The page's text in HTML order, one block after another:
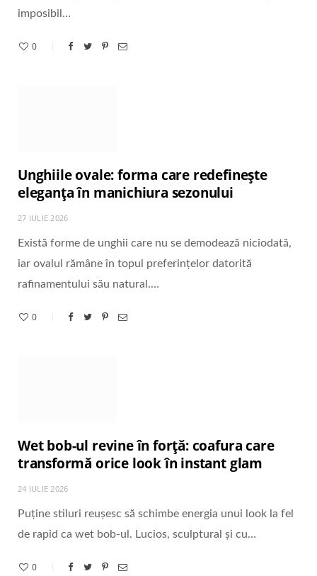
imposibil…
0
Unghiile ovale: forma care redefinește
eleganța în manichiura sezonului
27 IULIE 2026
Există forme de unghii care nu se demodează niciodată,
iar ovalul rămâne în topul preferințelor datorită
rafinamentului său natural.…
0
Wet bob-ul revine în forță: coafura care
transformă orice look în instant glam
24 IULIE 2026
Puține stiluri reușesc să schimbe energia unui look la fel
de rapid ca wet bob-ul. Lucios, sculptural și cu…
0